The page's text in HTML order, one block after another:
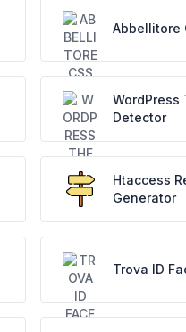
Abbellitore
WordPress
Detector
Htaccess
Generator
Trova ID